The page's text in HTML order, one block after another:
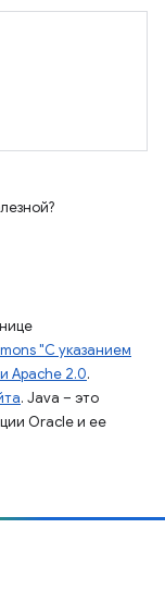
"С указанием
Apache 2.0.
. Java – это
Oracle и ее